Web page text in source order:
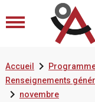
Accueil 
Renseignements
 novembre